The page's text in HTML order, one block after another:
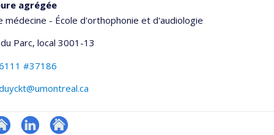
agrégée
médecine - École d'orthophonie et d'audiologie
Parc, local 3001-13
#37186